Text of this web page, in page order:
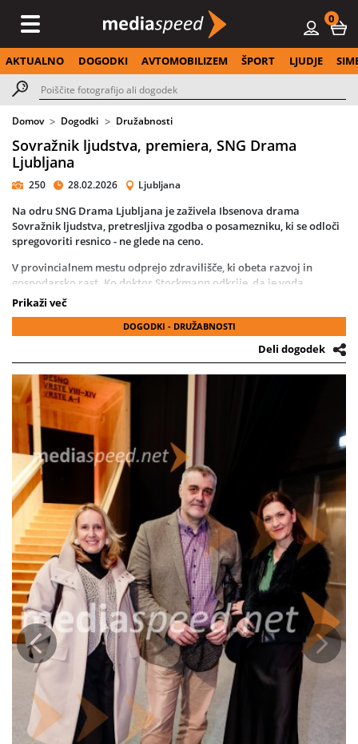
0
AKTUALNO DOGODKI AVTOMOBILIZEM ŠPORT LJUDJE
Domov Dogodki Družabnosti
Sovražnik ljudstva, premiera, SNG Drama
Ljubljana
250 28.02.2026 Ljubljana
Na odru SNG Drama Ljubljana je zaživela Ibsenova drama
Sovražnik ljudstva, pretresljiva zgodba o posamezniku, ki se odloči
spregovoriti resnico - ne glede na ceno.
V provincialnem mestu odprejo zdravilišče, ki obeta razvoj in
gospodarsko rast. Ko doktor Stockmann odkrije, da je voda
onesnažena in zdravju nevarna, zahteva takojšnje ukrepanje. A
pripravljeni vlagati dodatnih sredstev. Namesto podpore se
Stockmann znajde pod pritiskom oblasti, medijev in javnosti, ki
Uprizoritev odpira vprašanja ekološke odgovornosti, politične
manipulacije in moči množice. Boj posameznika proti sistemu je v
predstavi presenetljivo aktualen - vzporednice z današnjimi
podnebnimi krizami, dezinformacijami in družbenimi delitvami so
jasne in ostre.
Sovražnik ljudstva tako ni le klasična drama, temveč močan
komentar sodobnega časa. Predstava gledalca postavi pred
neprijetno vprašanje: ali smo pripravljeni stati za resnico, tudi ko
postane neudobna?
Prikaži več
DOGODKI - DRUŽABNOSTI
Deli dogodek
Prejšnja